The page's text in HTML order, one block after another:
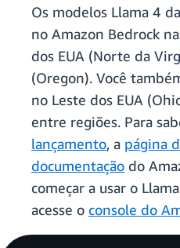
Os modelos Llama 4
no Amazon Bedrock
dos EUA (Norte da
(Oregon). Você
no Leste dos EUA
entre regiões. Para
lançamento, a página
documentação do
começar a usar o
acesse o console do